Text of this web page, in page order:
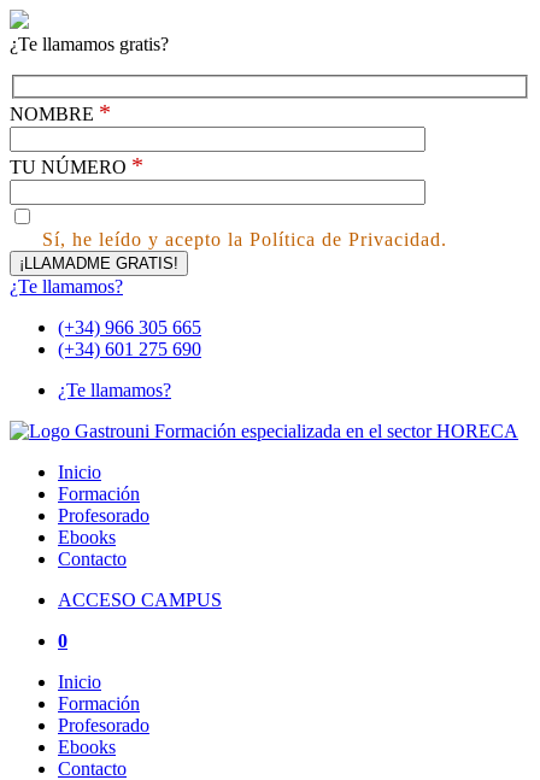
¿Te llamamos gratis?
NOMBRE *
TU NÚMERO *
Sí, he leído y acepto la Política de Privacidad.
¿Te llamamos?
(+34) 966 305 665
(+34) 601 275 690
¿Te llamamos?
Inicio
Formación
Profesorado
Ebooks
Contacto
ACCESO CAMPUS
0
Inicio
Formación
Profesorado
Ebooks
Contacto